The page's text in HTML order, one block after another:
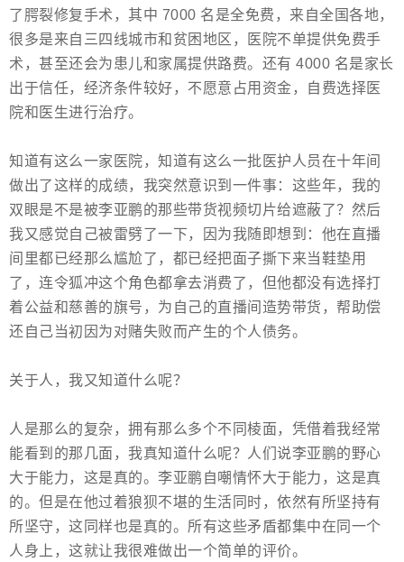
了腭裂修复手术，其中 7000 名是全免费，来自全国各地，
很多是来自三四线城市和贫困地区，医院不单提供免费手
术，甚至还会为患儿和家属提供路费。还有 4000 名是家长
出于信任，经济条件较好，不愿意占用资金，自费选择医
院和医生进行治疗。
知道有这么一家医院，知道有这么一批医护人员在十年间
做出了这样的成绩，我突然意识到一件事：这些年，我的
双眼是不是被李亚鹏的那些带货视频切片给遮蔽了？然后
我又感觉自己被雷劈了一下，因为我随即想到：他在直播
间里都已经那么尴尬了，都已经把面子撕下来当鞋垫用
了，连令狐冲这个角色都拿去消费了，但他都没有选择打
着公益和慈善的旗号，为自己的直播间造势带货，帮助偿
还自己当初因为对赌失败而产生的个人债务。
关于人，我又知道什么呢？
人是那么的复杂，拥有那么多个不同棱面，凭借着我经常
能看到的那几面，我真知道什么呢？人们说李亚鹏的野心
大于能力，这是真的。李亚鹏自嘲情怀大于能力，这是真
的。但是在他过着狼狈不堪的生活同时，依然有所坚持有
所坚守，这同样也是真的。所有这些矛盾都集中在同一个
人身上，这就让我很难做出一个简单的评价。